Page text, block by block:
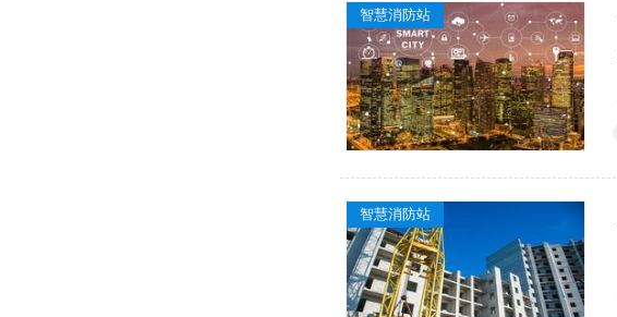
智慧消防站
智慧消防站